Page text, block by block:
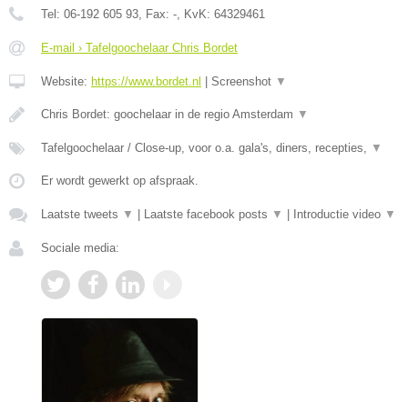
Tel: 06-192 605 93, Fax: -, KvK: 64329461
E-mail › Tafelgoochelaar Chris Bordet
Website: https://www.bordet.nl Screenshot ▼
Chris Bordet: goochelaar in de regio Amsterdam ▼
Tafelgoochelaar / Close-up, voor o.a. gala's, diners, recepties, ▼
Er wordt gewerkt op afspraak.
Laatste tweets ▼ Laatste facebook posts ▼ Introductie video ▼
Sociale media: